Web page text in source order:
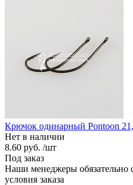
Крючок одинарный Pontoon
Нет в наличии
8.60 руб. /шт
Под заказ
Наши менеджеры обязательно
условия заказа